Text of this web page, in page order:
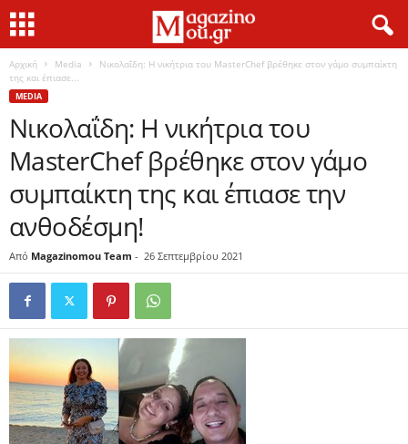
Αρχική Media
Νικολαΐδη: Η νικήτρια του MasterChef βρέθηκε στον γάμο συμπαίκτη
της και έπιασε...
MEDIA
Νικολαΐδη: Η νικήτρια του
MasterChef βρέθηκε στον γάμο
συμπαίκτη της και έπιασε την
ανθοδέσμη!
Από Magazinomou Team - 26 Σεπτεμβρίου 2021